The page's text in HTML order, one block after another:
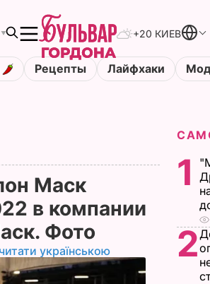
+20 КИЕВ
Рецепты Лайфхаки
Маск
в компании
Фото
українською
1
2